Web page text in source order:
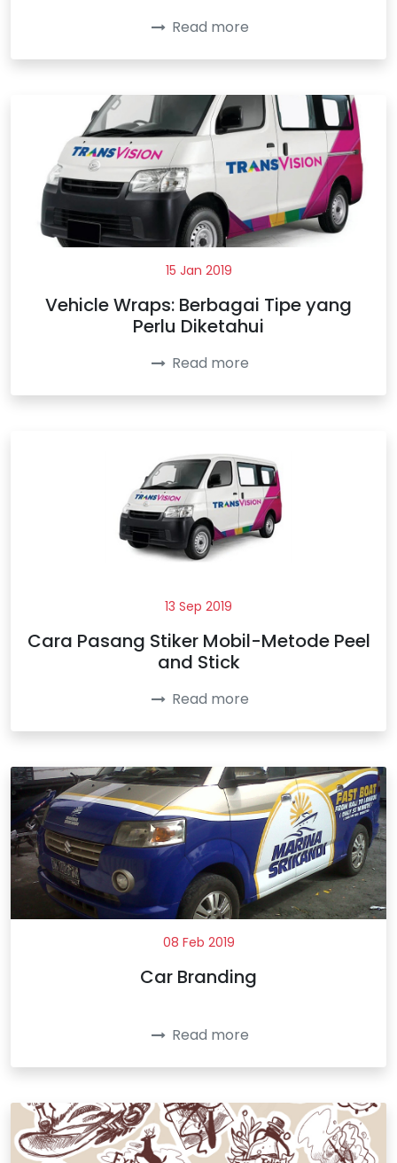
Read more
15 Jan 2019
Vehicle Wraps: Berbagai Tipe yang
Perlu Diketahui
Read more
13 Sep 2019
Cara Pasang Stiker Mobil-Metode Peel
and Stick
Read more
08 Feb 2019
Car Branding
Read more